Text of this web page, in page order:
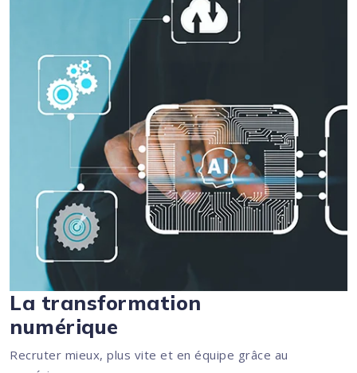
La transformation
numérique
Recruter mieux, plus vite et en équipe grâce au